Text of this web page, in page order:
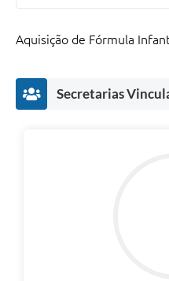
Aquisição de Fórmula
Secretarias